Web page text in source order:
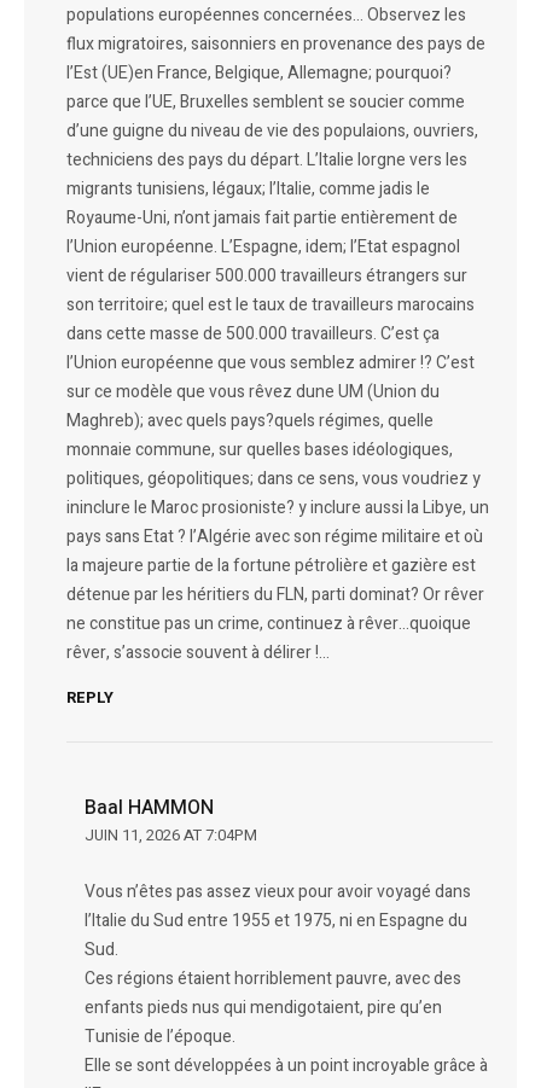
populations européennes concernées… Observez les
flux migratoires, saisonniers en provenance des pays de
l’Est (UE)en France, Belgique, Allemagne; pourquoi?
parce que l’UE, Bruxelles semblent se soucier comme
d’une guigne du niveau de vie des populaions, ouvriers,
techniciens des pays du départ. L’Italie lorgne vers les
migrants tunisiens, légaux; l’Italie, comme jadis le
Royaume-Uni, n’ont jamais fait partie entièrement de
l’Union européenne. L’Espagne, idem; l’Etat espagnol
vient de régulariser 500.000 travailleurs étrangers sur
son territoire; quel est le taux de travailleurs marocains
dans cette masse de 500.000 travailleurs. C’est ça
l’Union européenne que vous semblez admirer !? C’est
sur ce modèle que vous rêvez dune UM (Union du
Maghreb); avec quels pays?quels régimes, quelle
monnaie commune, sur quelles bases idéologiques,
politiques, géopolitiques; dans ce sens, vous voudriez y
ininclure le Maroc prosioniste? y inclure aussi la Libye, un
pays sans Etat ? l’Algérie avec son régime militaire et où
la majeure partie de la fortune pétrolière et gazière est
détenue par les héritiers du FLN, parti dominat? Or rêver
ne constitue pas un crime, continuez à rêver…quoique
rêver, s’associe souvent à délirer !…
REPLY
Baal HAMMON
JUIN 11, 2026 AT 7:04PM
Vous n’êtes pas assez vieux pour avoir voyagé dans
l’Italie du Sud entre 1955 et 1975, ni en Espagne du
Sud.
Ces régions étaient horriblement pauvre, avec des
enfants pieds nus qui mendigotaient, pire qu’en
Tunisie de l’époque.
Elle se sont développées à un point incroyable grâce à